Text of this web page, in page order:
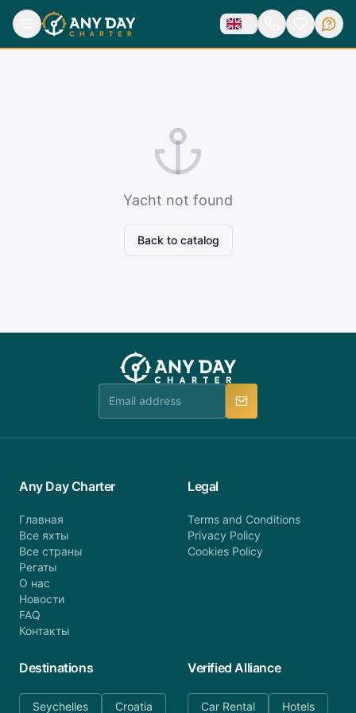
Yacht not found
Back to catalog
Any Day Charter
Главная
Все яхты
Все страны
Регаты
О нас
Новости
FAQ
Контакты
Legal
Terms and Conditions
Privacy Policy
Cookies Policy
Destinations
Seychelles Croatia
Verified Alliance
Car Rental Hotels